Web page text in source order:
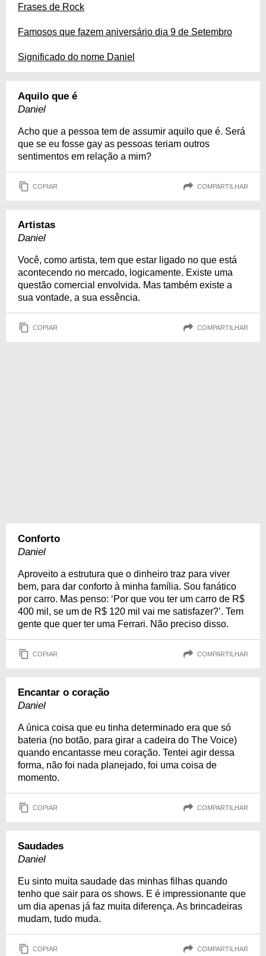
Frases de Rock
Famosos que fazem aniversário dia 9 de Setembro
Significado do nome Daniel
Aquilo que é
Daniel
Acho que a pessoa tem de assumir aquilo que é. Será
que se eu fosse gay as pessoas teriam outros
sentimentos em relação a mim?
COPIAR COMPARTILHAR
Artistas
Daniel
Você, como artista, tem que estar ligado no que está
acontecendo no mercado, logicamente. Existe uma
questão comercial envolvida. Mas também existe a
sua vontade, a sua essência.
COPIAR COMPARTILHAR
Conforto
Daniel
Aproveito a estrutura que o dinheiro traz para viver
bem, para dar conforto à minha família. Sou fanático
por carro. Mas penso: ‘Por que vou ter um carro de R$
400 mil, se um de R$ 120 mil vai me satisfazer?’. Tem
gente que quer ter uma Ferrari. Não preciso disso.
COPIAR COMPARTILHAR
Encantar o coração
Daniel
A única coisa que eu tinha determinado era que só
bateria (no botão, para girar a cadeira do The Voice)
quando encantasse meu coração. Tentei agir dessa
forma, não foi nada planejado, foi uma coisa de
momento.
COPIAR COMPARTILHAR
Saudades
Daniel
Eu sinto muita saudade das minhas filhas quando
tenho que sair para os shows. E é impressionante que
um dia apenas já faz muita diferença. As brincadeiras
mudam, tudo muda.
COPIAR COMPARTILHAR